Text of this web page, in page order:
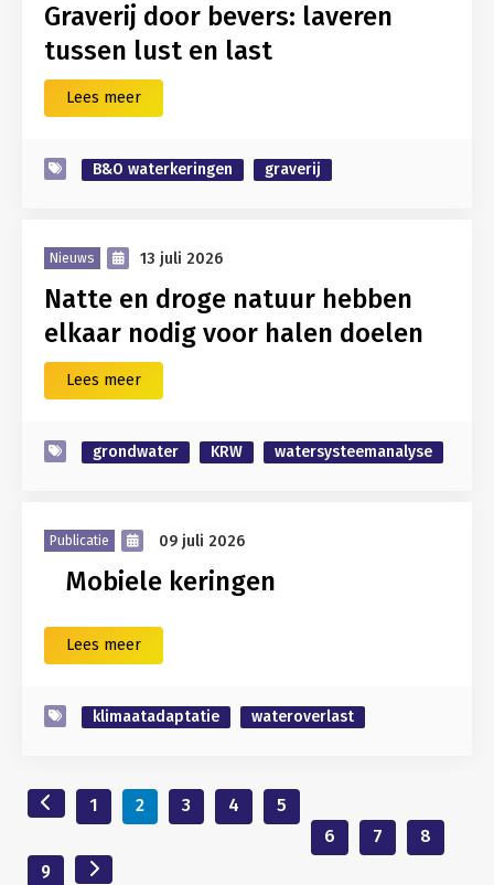
Graverij door bevers: laveren
tussen lust en last
Lees meer
B&O waterkeringen graverij
Nieuws 13 juli 2026
Natte en droge natuur hebben
elkaar nodig voor halen doelen
Lees meer
grondwater KRW watersysteemanalyse
Publicatie 09 juli 2026
Mobiele keringen
Lees meer
klimaatadaptatie wateroverlast
1 2 3 4
5
6
7
8
9